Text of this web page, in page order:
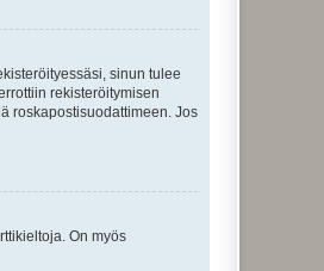
sinun tulee
rekisteröitymisen
roskapostisuodattimeen. Jos
On myös